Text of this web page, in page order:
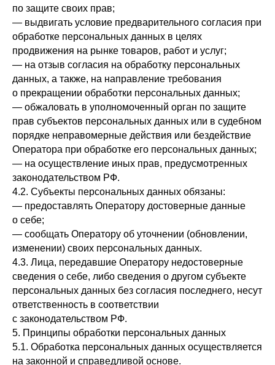
по защите своих прав;
— выдвигать условие предварительного согласия при
обработке персональных данных в целях
продвижения на рынке товаров, работ и услуг;
— на отзыв согласия на обработку персональных
данных, а также, на направление требования
о прекращении обработки персональных данных;
— обжаловать в уполномоченный орган по защите
прав субъектов персональных данных или в судебном
порядке неправомерные действия или бездействие
Оператора при обработке его персональных данных;
— на осуществление иных прав, предусмотренных
законодательством РФ.
4.2. Субъекты персональных данных обязаны:
— предоставлять Оператору достоверные данные
о себе;
— сообщать Оператору об уточнении (обновлении,
изменении) своих персональных данных.
4.3. Лица, передавшие Оператору недостоверные
сведения о себе, либо сведения о другом субъекте
персональных данных без согласия последнего, несут
ответственность в соответствии
с законодательством РФ.
5. Принципы обработки персональных данных
5.1. Обработка персональных данных осуществляется
на законной и справедливой основе.